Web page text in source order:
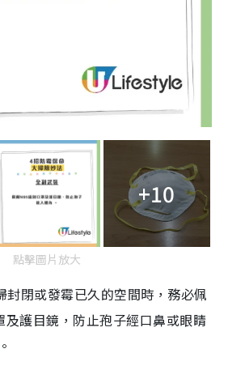
+10
點擊圖片放大
封閉或發霉已久的空間時，務必佩
及護目鏡，防止孢子經口鼻或眼睛